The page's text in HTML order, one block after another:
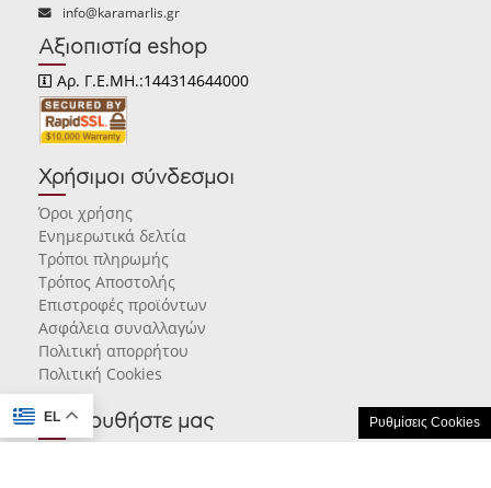
EL Ρυθμίσεις Cookies
info@karamarlis.gr
Αξιοπιστία eshop
Αρ. Γ.Ε.ΜΗ.:144314644000
Χρήσιμοι σύνδεσμοι
Όροι χρήσης
Ενημερωτικά δελτία
Τρόποι πληρωμής
Τρόπος Αποστολής
Επιστροφές προϊόντων
Ασφάλεια συναλλαγών
Πολιτική απορρήτου
Πολιτική Cookies
Ακολουθήστε μας